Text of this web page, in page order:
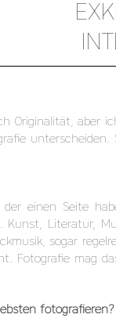
Originalität, aber
einen Seite
Kunst, Literatur,
sogar
Fotografie mag
fotografieren?